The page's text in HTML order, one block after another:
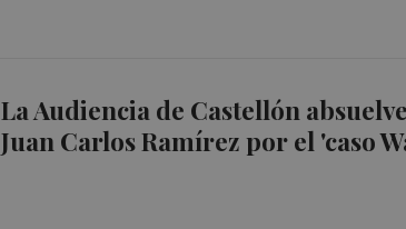
La Audiencia de Castellón
Juan Carlos Ramírez por el 'caso